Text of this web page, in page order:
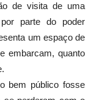
de visita de uma
parte do poder
um espaço de
embarcam, quanto
bem público fosse